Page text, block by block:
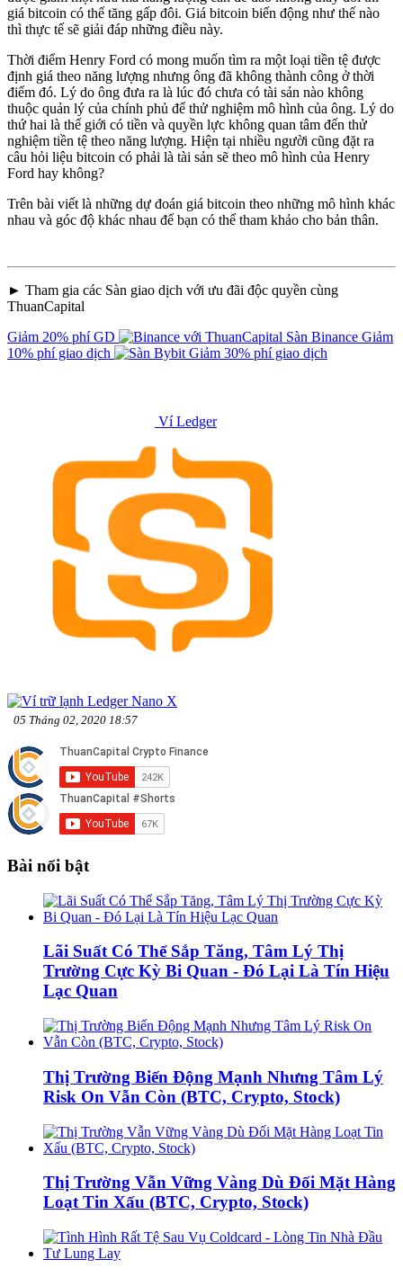
giá bitcoin có thể tăng gấp đôi. Giá bitcoin biến động như thế nào
thì thực tế sẽ giải đáp những điều này.
Thời điểm Henry Ford có mong muốn tìm ra một loại tiền tệ được
định giá theo năng lượng nhưng ông đã không thành công ở thời
điểm đó. Lý do ông đưa ra là lúc đó chưa có tài sản nào không
thuộc quản lý của chính phủ để thử nghiệm mô hình của ông. Lý do
thứ hai là thế giới có tiền và quyền lực không quan tâm đến thử
nghiệm tiền tệ theo năng lượng. Hiện tại nhiều người cũng đặt ra
câu hỏi liệu bitcoin có phải là tài sản sẽ theo mô hình của Henry
Ford hay không?
Trên bài viết là những dự đoán giá bitcoin theo những mô hình khác
nhau và góc độ khác nhau để bạn có thể tham khảo cho bản thân.
► Tham gia các Sàn giao dịch với ưu đãi độc quyền cùng
ThuanCapital
Giảm 20% phí GD
Sàn Binance Giảm
10% phí giao dịch
Giảm 30% phí giao dịch
Ví Ledger
05 Tháng 02, 2020 18:57
Bài nổi bật
Lãi Suất Có Thể Sắp Tăng, Tâm Lý Thị
Trường Cực Kỳ Bi Quan - Đó Lại Là Tín Hiệu
Lạc Quan
Thị Trường Biến Động Mạnh Nhưng Tâm Lý
Risk On Vẫn Còn (BTC, Crypto, Stock)
Thị Trường Vẫn Vững Vàng Dù Đối Mặt Hàng
Loạt Tin Xấu (BTC, Crypto, Stock)